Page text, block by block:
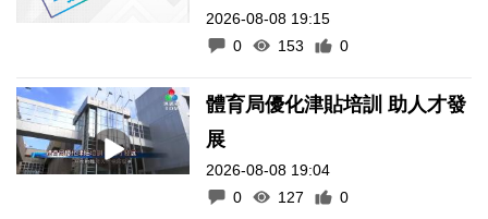
2026-08-08 19:15
0
153 0
體育局優化津貼培訓 助人才發
展
2026-08-08 19:04
0
127 0